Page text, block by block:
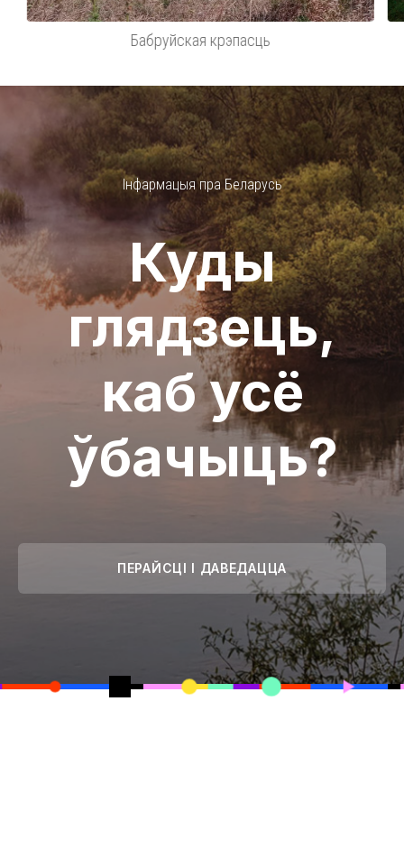
Бабруйская крэпасць
Інфармацыя пра Беларусь
Куды
глядзець,
каб усё
ўбачыць?
ПЕРАЙСЦІ І ДАВЕДАЦЦА